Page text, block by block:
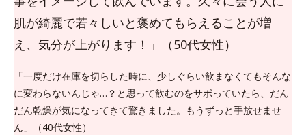
肌が綺麗で若々しいと褒めてもらえることが増
え、気分が上がります！」（50代女性）
「一度だけ在庫を切らした時に、少しぐらい飲まなくてもそんな
に変わらないんじゃ…？と思って飲むのをサボっていたら、だん
だん乾燥が気になってきて驚きました。もうずっと手放せませ
ん」（40代女性）